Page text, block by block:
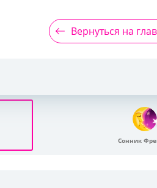
Вернуться на
Сонник